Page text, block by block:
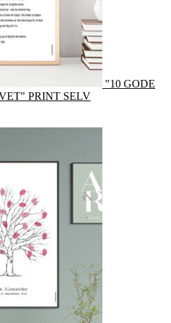
"10 GODE
PRINT SELV